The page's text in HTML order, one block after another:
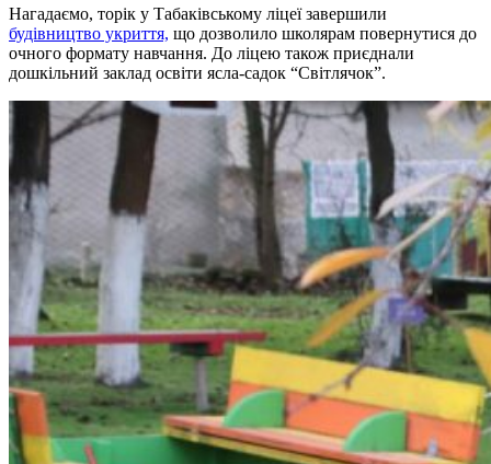
Нагадаємо, торік у Табаківському ліцеї завершили
будівництво укриття, що дозволило школярам повернутися до
очного формату навчання. До ліцею також приєднали
дошкільний заклад освіти ясла-садок “Світлячок”.